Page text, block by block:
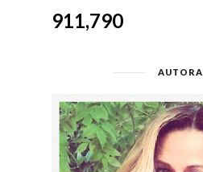
911,790
AUTORA